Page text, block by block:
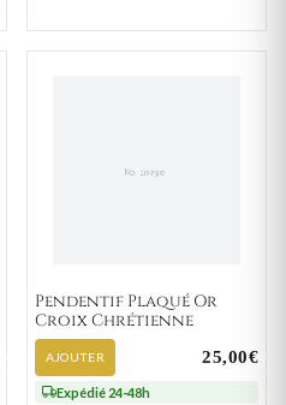
Pendentif Plaqué Or
Croix Chrétienne
AJOUTER 25,00€
Expédié 24-48h